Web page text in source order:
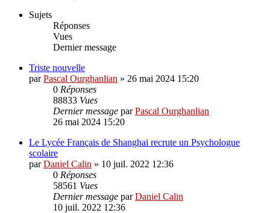
Sujets
Réponses
Vues
Dernier message
Triste nouvelle
parPascal Ourghanlian » 26 mai 2024 15:20
0 Réponses
88833 Vues
Dernier message parPascal Ourghanlian
26 mai 2024 15:20
Le Lycée Français de Shanghai recrute un Psychologue
scolaire
parDaniel Calin » 10 juil. 2022 12:36
0 Réponses
58561 Vues
Dernier message parDaniel Calin
10 juil. 2022 12:36